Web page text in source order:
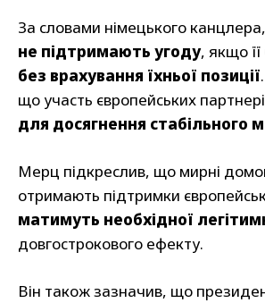
За словами німецького
не підтримають угоду, якщо
без врахування їхньої позиції
що участь європейських
для досягнення стабільного
Мерц підкреслив, що мирні
отримають підтримки
матимуть необхідної
довгострокового ефекту.
Він також зазначив, що